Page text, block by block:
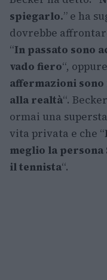
spiegarlo.” e ha
dovrebbe
“In passato sono
vado fiero“,
affermazioni
alla realtà“.
ormai una
vita privata e che “
meglio la persona
il tennista“.